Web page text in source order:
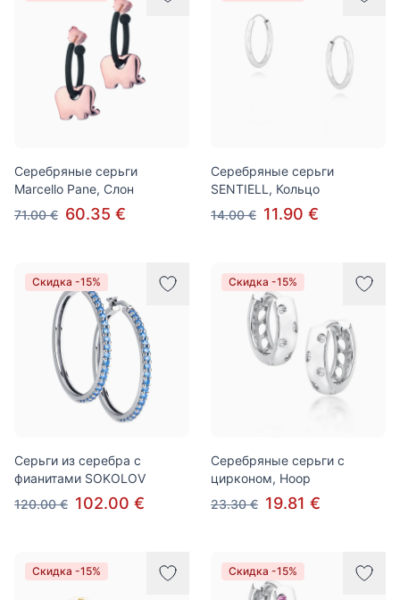
Серебряные серьги
Marcello Pane, Слон
71.00 € 60.35 €
Серебряные серьги
SENTIELL, Кольцо
14.00 € 11.90 €
Скидка -15%
Серьги из серебра с
фианитами SOKOLOV
120.00 € 102.00 €
Скидка -15%
Серебряные серьги с
цирконом, Hoop
23.30 € 19.81 €
Скидка -15% Скидка -15%